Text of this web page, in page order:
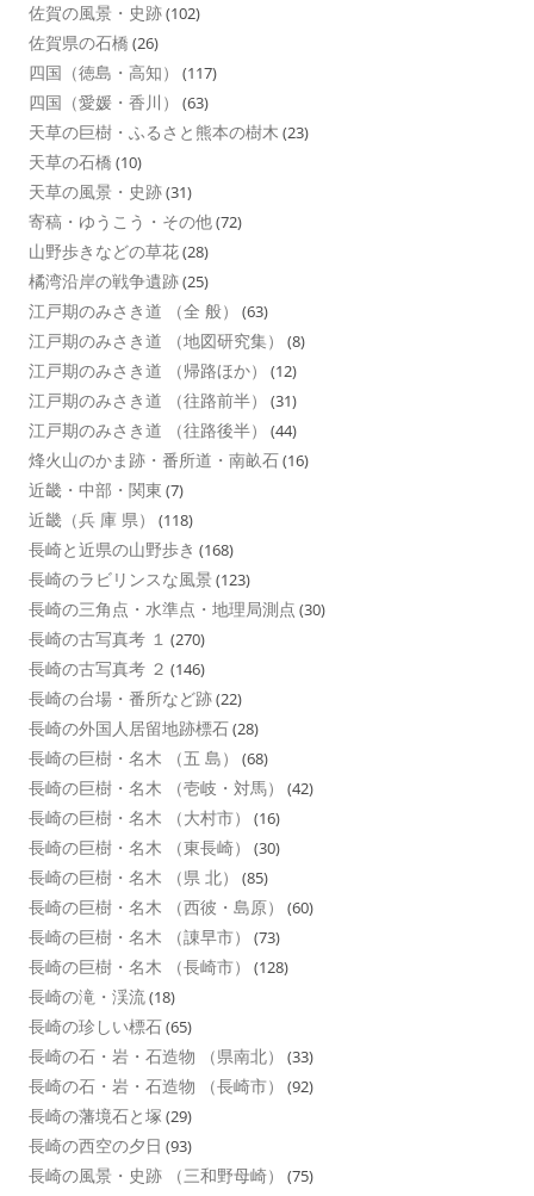
佐賀の風景・史跡(102)
佐賀県の石橋 (26)
四国（徳島・高知） (117)
四国（愛媛・香川） (63)
天草の巨樹・ふるさと熊本の樹木 (23)
天草の石橋 (10)
天草の風景・史跡(31)
寄稿・ゆうこう・その他(72)
山野歩きなどの草花(28)
橘湾沿岸の戦争遺跡(25)
江戸期のみさき道 （全 般） (63)
江戸期のみさき道 （地図研究集） (8)
江戸期のみさき道 （帰路ほか） (12)
江戸期のみさき道 （往路前半） (31)
江戸期のみさき道 （往路後半） (44)
烽火山のかま跡・番所道・南畝石(16)
近畿・中部・関東 (7)
近畿（兵 庫 県） (118)
長崎と近県の山野歩き (168)
長崎のラビリンスな風景 (123)
長崎の三角点・水準点・地理局測点 (30)
長崎の古写真考 １ (270)
長崎の古写真考 ２ (146)
長崎の台場・番所など跡(22)
長崎の外国人居留地跡標石(28)
長崎の巨樹・名木 （五 島） (68)
長崎の巨樹・名木 （壱岐・対馬） (42)
長崎の巨樹・名木 （大村市） (16)
長崎の巨樹・名木 （東長崎） (30)
長崎の巨樹・名木 （県 北） (85)
長崎の巨樹・名木 （西彼・島原） (60)
長崎の巨樹・名木 （諌早市） (73)
長崎の巨樹・名木 （長崎市） (128)
長崎の滝・渓流(18)
長崎の珍しい標石(65)
長崎の石・岩・石造物 （県南北） (33)
長崎の石・岩・石造物 （長崎市） (92)
長崎の藩境石と塚 (29)
長崎の西空の夕日 (93)
長崎の風景・史跡 （三和野母崎） (75)